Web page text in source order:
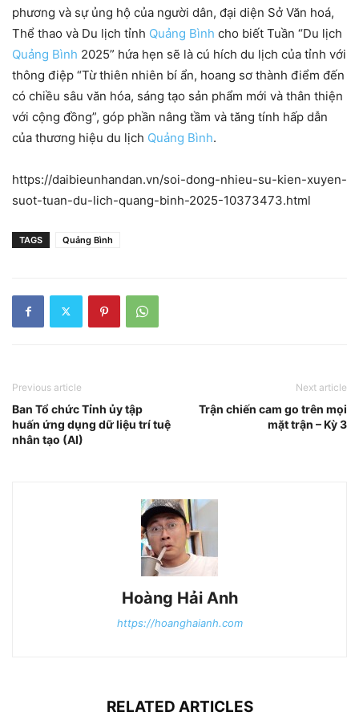
phương và sự ủng hộ của người dân, đại diện Sở Văn hoá,
Thể thao và Du lịch tỉnh Quảng Bình cho biết Tuần “Du lịch
Quảng Bình 2025” hứa hẹn sẽ là cú hích du lịch của tỉnh với
thông điệp “Từ thiên nhiên bí ẩn, hoang sơ thành điểm đến
có chiều sâu văn hóa, sáng tạo sản phẩm mới và thân thiện
với cộng đồng”, góp phần nâng tầm và tăng tính hấp dẫn
của thương hiệu du lịch Quảng Bình.
https://daibieunhandan.vn/soi-dong-nhieu-su-kien-xuyen-
suot-tuan-du-lich-quang-binh-2025-10373473.html
TAGS Quảng Bình
Previous article
Ban Tổ chức Tỉnh ủy tập
huấn ứng dụng dữ liệu trí tuệ
nhân tạo (AI)
Next article
Trận chiến cam go trên mọi
mặt trận – Kỳ 3
Hoàng Hải Anh
https://hoanghaianh.com
RELATED ARTICLES